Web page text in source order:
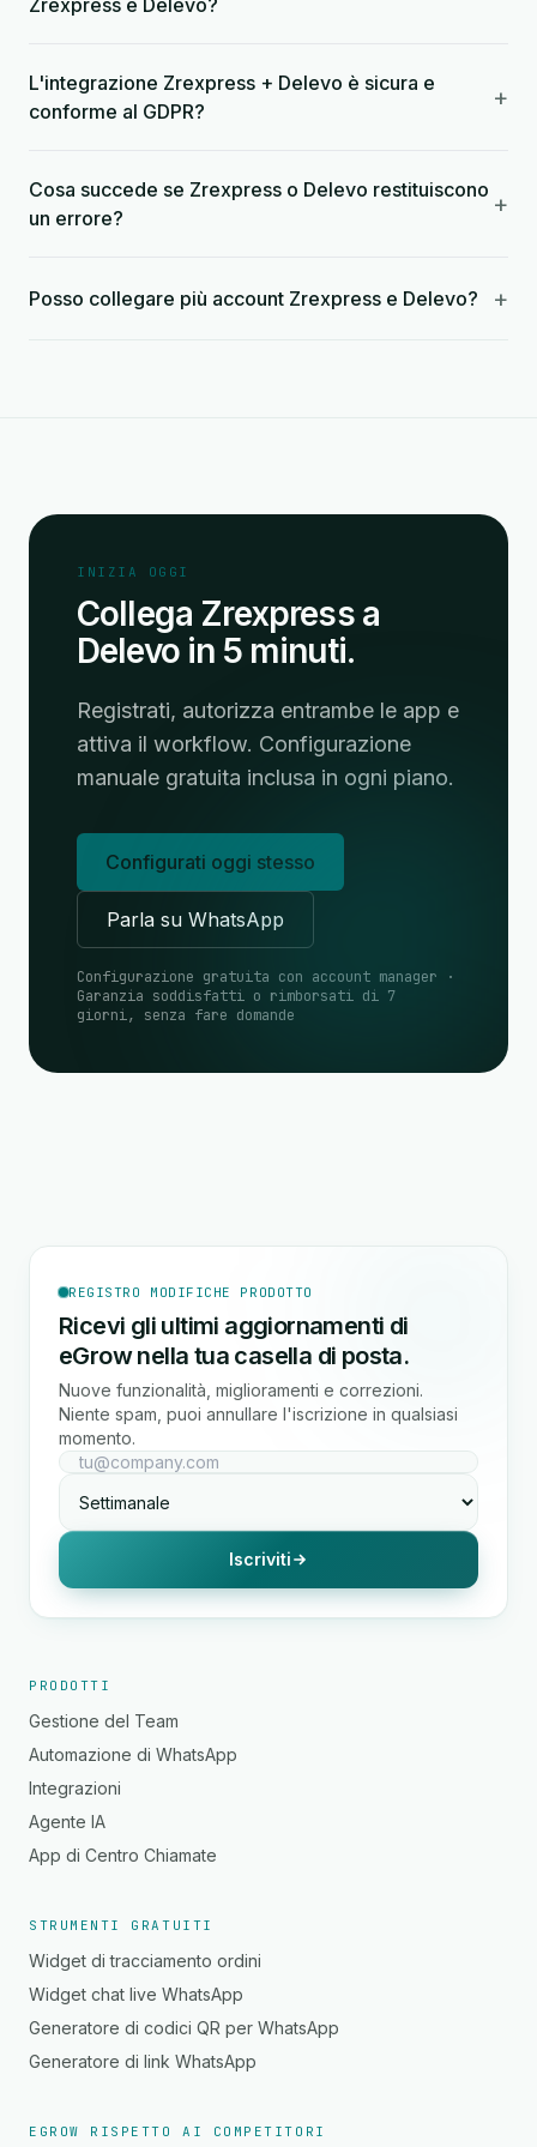
Zrexpress e Delevo?
L'integrazione Zrexpress + Delevo è sicura e
conforme al GDPR?
+
Cosa succede se Zrexpress o Delevo restituiscono
un errore?
+
Posso collegare più account Zrexpress e Delevo? +
INIZIA OGGI
Collega Zrexpress a
Delevo in 5 minuti.
Registrati, autorizza entrambe le app e
attiva il workflow. Configurazione
manuale gratuita inclusa in ogni piano.
Configurati oggi stesso
Parla su WhatsApp
Configurazione gratuita con account manager ·
Garanzia soddisfatti o rimborsati di 7
giorni, senza fare domande
REGISTRO MODIFICHE PRODOTTO
Ricevi gli ultimi aggiornamenti di
eGrow nella tua casella di posta.
Nuove funzionalità, miglioramenti e correzioni.
Niente spam, puoi annullare l'iscrizione in qualsiasi
momento.
Iscriviti
PRODOTTI
Gestione del Team
Automazione di WhatsApp
Integrazioni
Agente IA
App di Centro Chiamate
STRUMENTI GRATUITI
Widget di tracciamento ordini
Widget chat live WhatsApp
Generatore di codici QR per WhatsApp
Generatore di link WhatsApp
EGROW RISPETTO AI COMPETITORI